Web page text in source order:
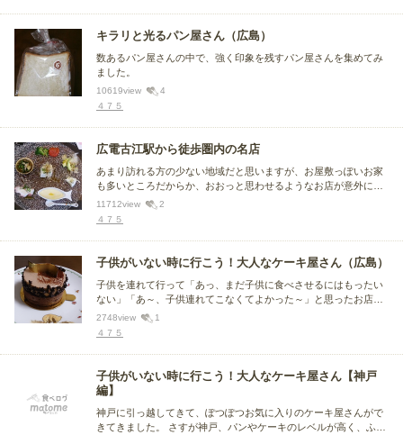
キラリと光るパン屋さん（広島）
数あるパン屋さんの中で、強く印象を残すパン屋さんを集めてみ
ました。
10619view
4
４７５
広電古江駅から徒歩圏内の名店
あまり訪れる方の少ない地域だと思いますが、お屋敷っぽいお家
も多いところだからか、おおっと思わせるようなお店が意外にあ
ります。 ル・ジャルダン・グルマンももちろん入れるべきなので
しょうが、私がまだ行ったことがないので、入っていません。
11712view
2
４７５
子供がいない時に行こう！大人なケーキ屋さん（広島）
子供を連れて行って「あっ、まだ子供に食べさせるにはもったい
ない」「あ～、子供連れてこなくてよかった～」と思ったお店を
選んでみました。子供がいない時にゆっくり味わいたい、大人達
のご褒美用ケーキ屋さんです。
2748view
1
４７５
子供がいない時に行こう！大人なケーキ屋さん【神戸
編】
神戸に引っ越してきて、ぽつぽつお気に入りのケーキ屋さんがで
きてきました。 さすが神戸、パンやケーキのレベルが高く、ふら